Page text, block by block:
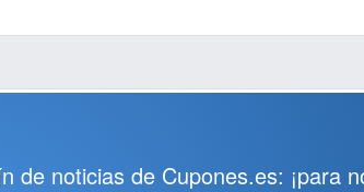
de noticias de Cupones.es: ¡para